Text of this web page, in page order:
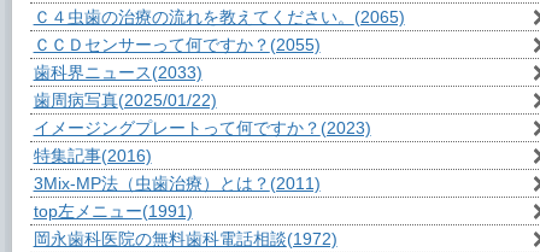
Ｃ４虫歯の治療の流れを教えてください。 (2065)
ＣＣＤセンサーって何ですか？ (2055)
歯科界ニュース(2033)
歯周病写真(2025/01/22)
イメージングプレートって何ですか？ (2023)
特集記事(2016)
3Mix-MP法（虫歯治療）とは？ (2011)
top左メニュー(1991)
岡永歯科医院の無料歯科電話相談(1972)